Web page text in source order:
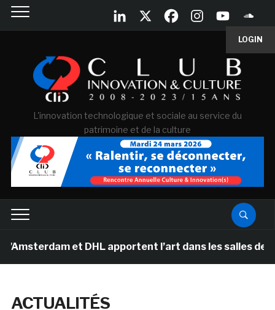
LOGIN
L'innovation technologique et sociale au service du
patrimoine et de la culture
et DHL apportent l’art dans les salles de classe
ACTUALITÉS